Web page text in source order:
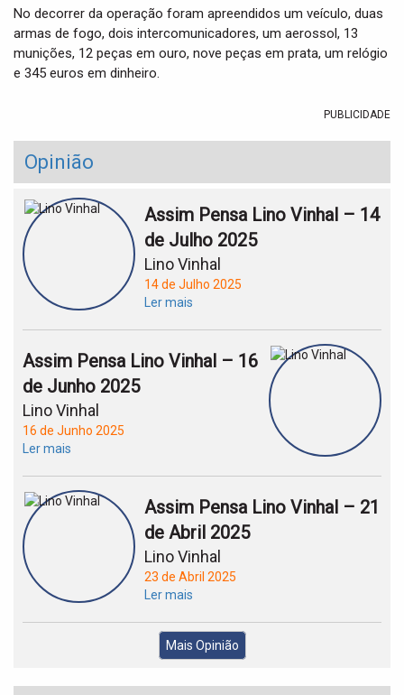
No decorrer da operação foram apreendidos um veículo, duas
armas de fogo, dois intercomunicadores, um aerossol, 13
munições, 12 peças em ouro, nove peças em prata, um relógio
e 345 euros em dinheiro.
PUBLICIDADE
Opinião
Assim Pensa Lino Vinhal – 14
de Julho 2025
Lino Vinhal
14 de Julho 2025
Ler mais
Assim Pensa Lino Vinhal – 16
de Junho 2025
Lino Vinhal
16 de Junho 2025
Ler mais
Assim Pensa Lino Vinhal – 21
de Abril 2025
Lino Vinhal
23 de Abril 2025
Ler mais
Mais Opinião